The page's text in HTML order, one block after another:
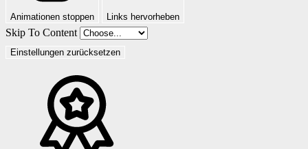
Animationen stoppen Links hervorheben
Skip To Content
Einstellungen zurücksetzen